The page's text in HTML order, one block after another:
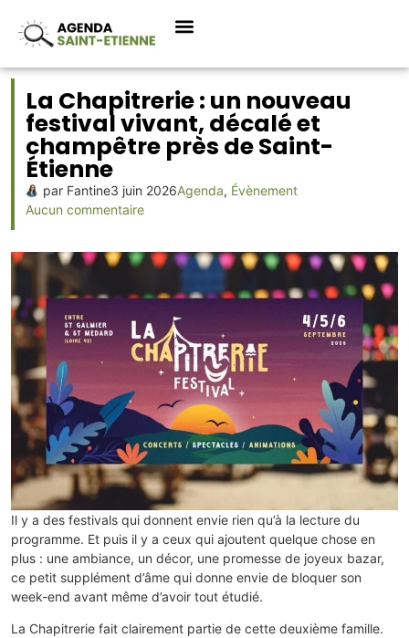
La Chapitrerie : un nouveau
festival vivant, décalé et
champêtre près de Saint-
Étienne
par Fantine3 juin 2026Agenda, Évènement
Aucun commentaire
Il y a des festivals qui donnent envie rien qu’à la lecture du
programme. Et puis il y a ceux qui ajoutent quelque chose en
plus : une ambiance, un décor, une promesse de joyeux bazar,
ce petit supplément d’âme qui donne envie de bloquer son
week-end avant même d’avoir tout étudié.
La Chapitrerie fait clairement partie de cette deuxième famille.